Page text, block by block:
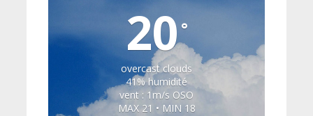
20°
overcast clouds
41% humidité
vent : 1m/s OSO
MAX 21 • MIN 18